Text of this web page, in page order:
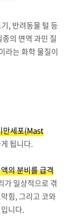
, 반려동물 털 등
의 면역 과민 질
라는 화학 물질이
만세포(Mast
됩니다.
의 분비를 급격
가 일상적으로 겪
힘, 그리고 코와
니다.